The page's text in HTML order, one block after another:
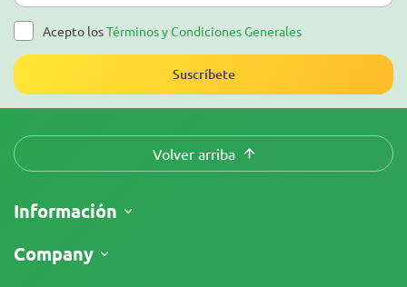
Acepto losTérminos y Condiciones Generales
Suscríbete
Volver arriba
Información
Envíos
Company